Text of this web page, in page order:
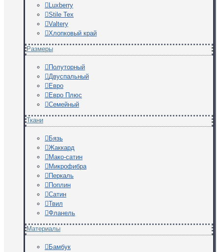
Luxberry
Stile Tex
Valtery
Хлопковый край
Размеры
Полуторный
Двуспальный
Евро
Евро Плюс
Семейный
Ткани
Бязь
Жаккард
Мако-сатин
Микрофибра
Перкаль
Поплин
Сатин
Твил
Фланель
Материалы
Бамбук